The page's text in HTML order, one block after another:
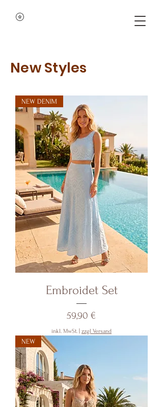
New Styles
NEW DENIM
Embroidet Set
Preis
59,90 €
inkl. MwSt. zzgl Versand
NEW